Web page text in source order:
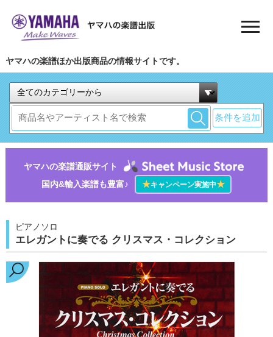
ヤマハの楽譜ほか出版商品の情報サイトです。
条件を追加
ヤマハの楽譜通販サイト
国内&輸入楽譜も豊富♪
★キャンペーン実施中★
ピアノソロ
エレガントに奏でる クリスマス・コレクション